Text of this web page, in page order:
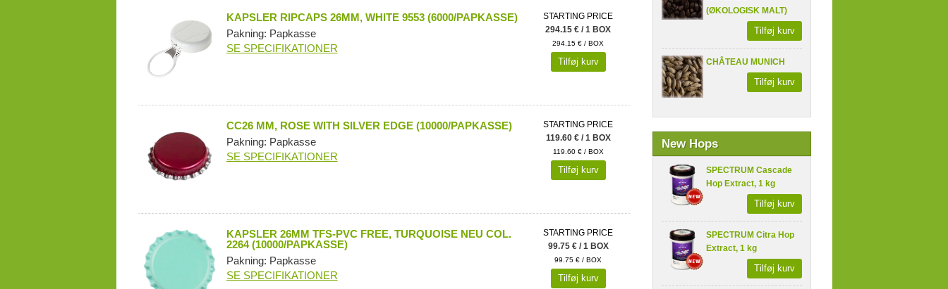
(ØKOLOGISK MALT)
Tilføj kurv
CHÂTEAU MUNICH
Tilføj kurv
New Hops
SPECTRUM Cascade
Hop Extract, 1 kg
Tilføj kurv
SPECTRUM Citra Hop
Extract, 1 kg
Tilføj kurv
KAPSLER RIPCAPS 26MM, WHITE 9553 (6000/PAPKASSE)
Pakning: Papkasse
SE SPECIFIKATIONER
STARTING PRICE
294.15 € / 1 BOX
294.15 € / BOX
Tilføj kurv
CC26 MM, ROSE WITH SILVER EDGE (10000/PAPKASSE)
Pakning: Papkasse
SE SPECIFIKATIONER
STARTING PRICE
119.60 € / 1 BOX
119.60 € / BOX
Tilføj kurv
KAPSLER 26MM TFS-PVC FREE, TURQUOISE NEU COL.
2264 (10000/PAPKASSE)
Pakning: Papkasse
SE SPECIFIKATIONER
STARTING PRICE
99.75 € / 1 BOX
99.75 € / BOX
Tilføj kurv